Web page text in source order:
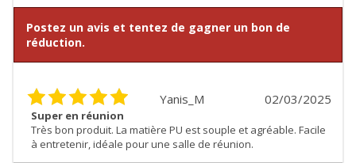
Postez un avis et tentez de gagner un bon de
réduction.
02/03/2025
Yanis_M
Super en réunion
Très bon produit. La matière PU est souple et agréable. Facile
à entretenir, idéale pour une salle de réunion.